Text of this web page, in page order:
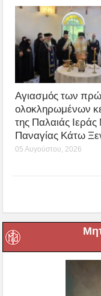
Αγιασμός των
ολοκληρωμένων
της Παλαιάς
Παναγίας Κάτω
05 Αυγούστου, 2026